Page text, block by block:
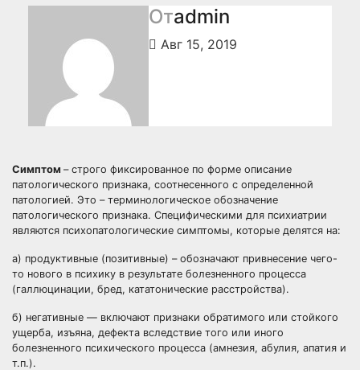
Отadmin
Авг 15, 2019
Симптом – строго фиксированное по форме описание
патологического признака, соотнесенного с определенной
патологией. Это – терминологическое обозначение
патологического признака. Специфическими для психиатрии
являются психопатологические симптомы, которые делятся на:
а) продуктивные (позитивные) – обозначают привнесение чего-
то нового в психику в результате болезненного процесса
(галлюцинации, бред, кататонические расстройства).
б) негативные — включают признаки обратимого или стойкого
ущерба, изъяна, дефекта вследствие того или иного
болезненного психического процесса (амнезия, абулия, апатия и
т.п.).